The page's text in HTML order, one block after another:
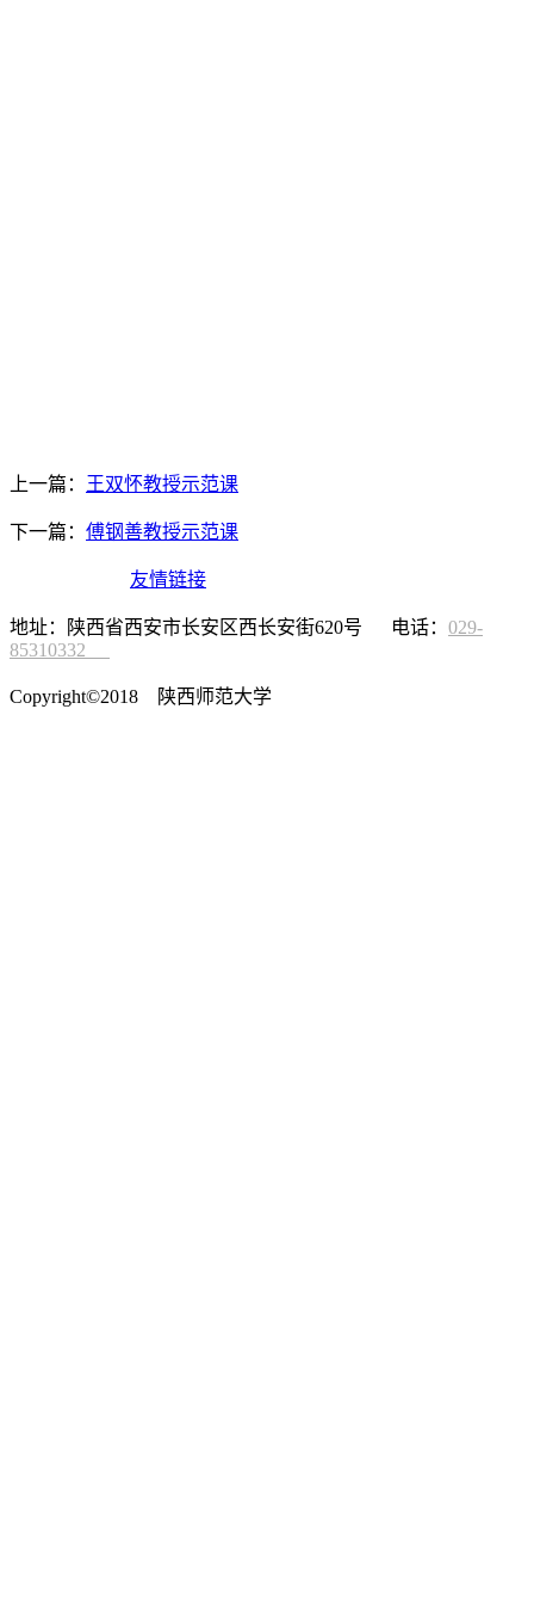
上一篇： 王双怀教授示范课
下一篇： 傅钢善教授示范课
友情链接
地址：陕西省西安市长安区西长安街620号 电话： 029-
85310332
Copyright©2018 陕西师范大学